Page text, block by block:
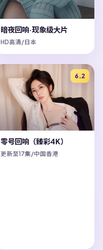
暗夜回响·现象级大片
HD高清/日本
6.2
零号回响（臻彩4K）
更新至17集/中国香港